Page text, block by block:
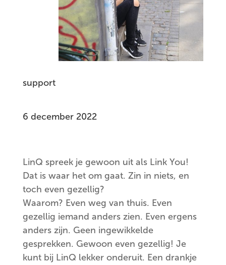
support
6 december 2022
LinQ spreek je gewoon uit als Link You!
Dat is waar het om gaat. Zin in niets, en
toch even gezellig?
Waarom? Even weg van thuis. Even
gezellig iemand anders zien. Even ergens
anders zijn. Geen ingewikkelde
gesprekken. Gewoon even gezellig! Je
kunt bij LinQ lekker onderuit. Een drankje